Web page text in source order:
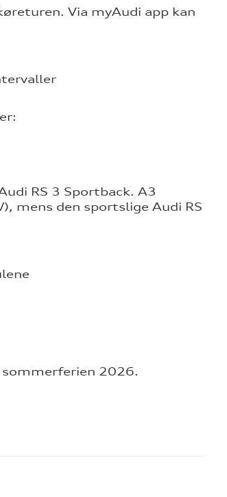
Via myAudi app kan
RS 3 Sportback. A3
mens den sportslige Audi RS
2026.